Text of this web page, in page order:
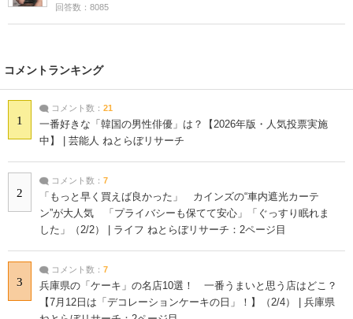
回答数：8085
コメントランキング
1
コメント数： 21
一番好きな「韓国の男性俳優」は？【2026年版・人気投票実施
中】 | 芸能人 ねとらぼリサーチ
2
コメント数： 7
「もっと早く買えば良かった」 カインズの“車内遮光カーテ
ン”が大人気 「プライバシーも保てて安心」「ぐっすり眠れま
した」（2/2） | ライフ ねとらぼリサーチ：2ページ目
3
コメント数： 7
兵庫県の「ケーキ」の名店10選！ 一番うまいと思う店はどこ？
【7月12日は「デコレーションケーキの日」！】（2/4） | 兵庫県